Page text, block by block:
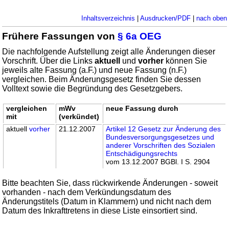
Inhaltsverzeichnis Ausdrucken/PDF| nach oben
Frühere Fassungen von§ 6a OEG
Die nachfolgende Aufstellung zeigt alle Änderungen dieser
Vorschrift. Über die Linksaktuell undvorher können Sie
jeweils alte Fassung (a.F.) und neue Fassung (n.F.)
vergleichen. Beim Änderungsgesetz finden Sie dessen
Volltext sowie die Begründung des Gesetzgebers.
vergleichen
mit
mWv
(verkündet)
neue Fassung durch
aktuellvorher 21.12.2007
Artikel 12 Gesetz zur Änderung des
Bundesversorgungsgesetzes und
anderer Vorschriften des Sozialen
Entschädigungsrechts
vom 13.12.2007 BGBl. I S. 2904
Bitte beachten Sie, dass rückwirkende Änderungen - soweit
vorhanden - nach dem Verkündungsdatum des
Änderungstitels (Datum in Klammern) und nicht nach dem
Datum des Inkrafttretens in diese Liste einsortiert sind.